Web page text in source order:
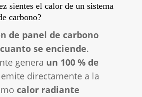
sientes el calor de un sistema
carbono?
de panel de carbono
cuanto se enciende.
genera un 100 % de
directamente a la
calor radiante